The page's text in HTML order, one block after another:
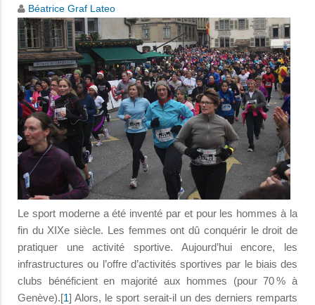
Béatrice Graf Lateo
Le sport moderne a été inventé par et pour les hommes à la
fin du XIXe siècle. Les femmes ont dû conquérir le droit de
pratiquer une activité sportive. Aujourd’hui encore, les
infrastructures ou l’offre d’activités sportives par le biais des
clubs bénéficient en majorité aux hommes (pour 70 % à
Genève).[1] Alors, le sport serait-il un des derniers remparts